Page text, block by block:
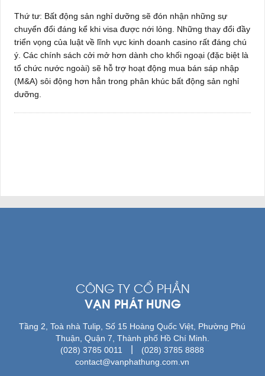
Thứ tư: Bất động sản nghỉ dưỡng sẽ đón nhận những sự
chuyển đổi đáng kể khi visa được nới lỏng. Những thay đổi đầy
triển vọng của luật về lĩnh vực kinh doanh casino rất đáng chú
ý. Các chính sách cởi mở hơn dành cho khối ngoại (đặc biệt là
tổ chức nước ngoài) sẽ hỗ trợ hoạt động mua bán sáp nhập
(M&A) sôi động hơn hẳn trong phân khúc bất động sản nghỉ
dưỡng.
CÔNG TY CỔ PHẦN
VẠN PHÁT HƯNG
Tầng 2, Toà nhà Tulip, Số 15 Hoàng Quốc Việt, Phường Phú
Thuận, Quận 7, Thành phố Hồ Chí Minh.
(028) 3785 0011
(028) 3785 8888
contact@vanphathung.com.vn